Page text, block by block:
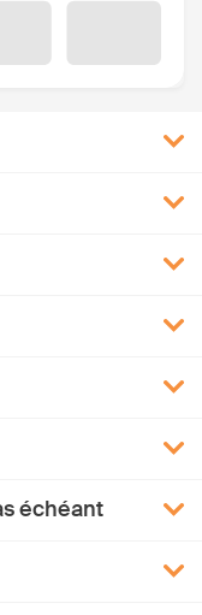
échéant